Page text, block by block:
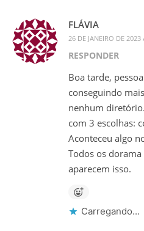
FLÁVIA
26 DE JANEIRO DE 2023
RESPONDER
Boa tarde,
conseguindo
nenhum
com 3 escolhas:
Aconteceu algo
Todos os
aparecem isso.
Carregando...